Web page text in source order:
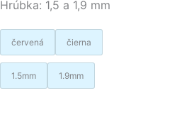
Hrúbka: 1,5 a 1,9 mm
červená čierna
1.5mm 1.9mm